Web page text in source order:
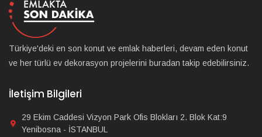
Türkiye'deki en son konut ve emlak haberleri, devam eden konut
ve her türlü ev dekorasyon projelerini buradan takip edebilirsiniz.
İletişim Bilgileri
29 Ekim Caddesi Vizyon Park Ofis Blokları 2. Blok Kat:9
Yenibosna - İSTANBUL